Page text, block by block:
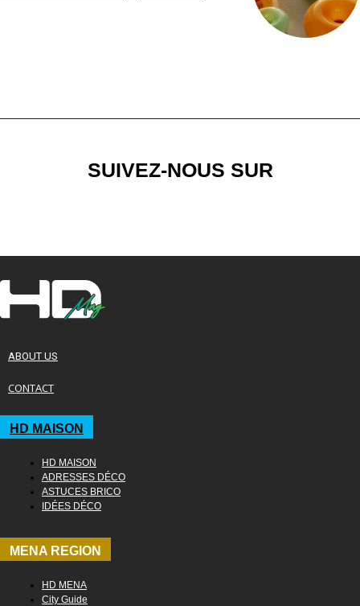
SUIVEZ-NOUS SUR
ABOUT US
CONTACT
HD MAISON
HD MAISON
ADRESSES DÉCO
ASTUCES BRICO
IDÉES DÉCO
MENA REGION
HD MENA
City Guide